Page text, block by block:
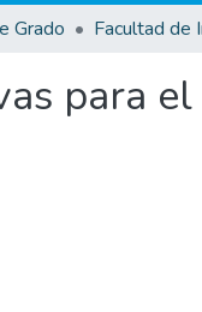
Grado Facultad de
para